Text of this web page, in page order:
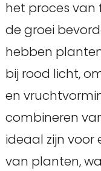
het proces van
de groei
hebben
bij rood licht,
en
combineren
ideaal zijn voor
van planten,